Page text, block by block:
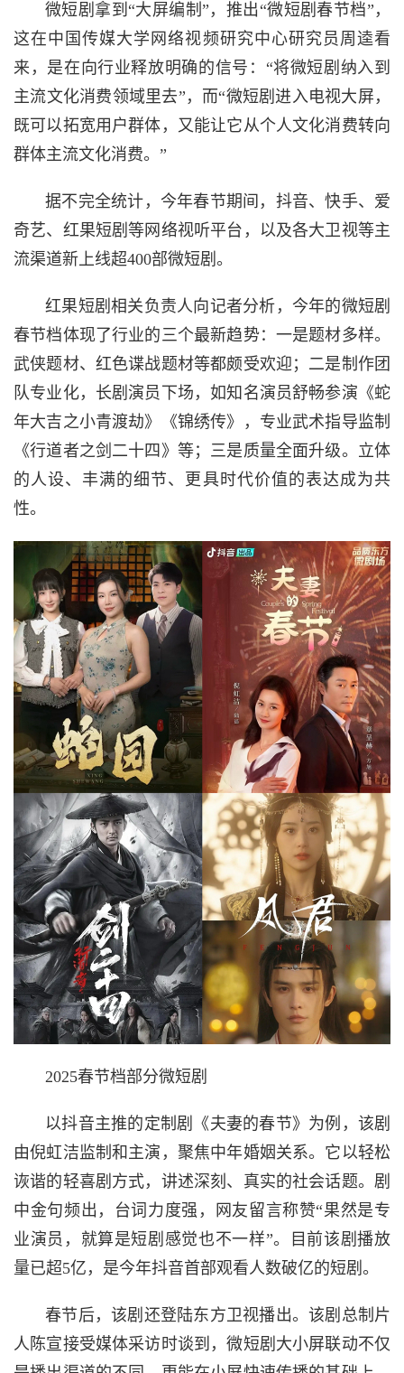
微短剧拿到“大屏编制”，推出“微短剧春节档”，
这在中国传媒大学网络视频研究中心研究员周逵看
来，是在向行业释放明确的信号：“将微短剧纳入到
主流文化消费领域里去”，而“微短剧进入电视大屏，
既可以拓宽用户群体，又能让它从个人文化消费转向
群体主流文化消费。”
据不完全统计，今年春节期间，抖音、快手、爱
奇艺、红果短剧等网络视听平台，以及各大卫视等主
流渠道新上线超400部微短剧。
红果短剧相关负责人向记者分析，今年的微短剧
春节档体现了行业的三个最新趋势：一是题材多样。
武侠题材、红色谍战题材等都颇受欢迎；二是制作团
队专业化，长剧演员下场，如知名演员舒畅参演《蛇
年大吉之小青渡劫》《锦绣传》，专业武术指导监制
《行道者之剑二十四》等；三是质量全面升级。立体
的人设、丰满的细节、更具时代价值的表达成为共
性。
2025春节档部分微短剧
以抖音主推的定制剧《夫妻的春节》为例，该剧
由倪虹洁监制和主演，聚焦中年婚姻关系。它以轻松
诙谐的轻喜剧方式，讲述深刻、真实的社会话题。剧
中金句频出，台词力度强，网友留言称赞“果然是专
业演员，就算是短剧感觉也不一样”。目前该剧播放
量已超5亿，是今年抖音首部观看人数破亿的短剧。
春节后，该剧还登陆东方卫视播出。该剧总制片
人陈宣接受媒体采访时谈到，微短剧大小屏联动不仅